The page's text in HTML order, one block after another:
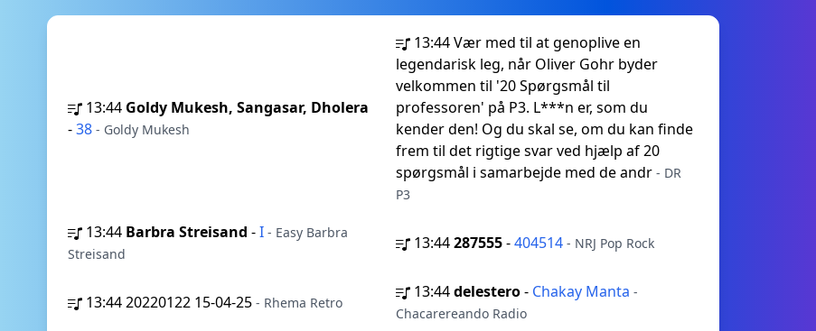
13:44 Goldy Mukesh, Sangasar, Dholera
-38 - Goldy Mukesh
13:44Vær med til at genoplive en
legendarisk leg, når Oliver Gohr byder
velkommen til '20 Spørgsmål til
professoren' på P3. L***n er, som du
kender den! Og du skal se, om du kan finde
frem til det rigtige svar ved hjælp af 20
spørgsmål i samarbejde med de andr - DR
P3
13:44 Barbra Streisand -I - Easy Barbra
Streisand
13:44287555-404514 - NRJ Pop Rock
13:4420220122 15-04-25 - Rhema Retro
13:44delestero- Chakay Manta -
Chacarereando Radio